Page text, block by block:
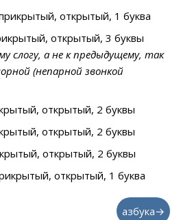
открытый, 1 буква
открытый, 3 буквы
слогу, а не к предыдущему, так
(непарной звонкой
открытый, 2 буквы
открытый, 2 буквы
открытый, 2 буквы
открытый, 1 буква
азбука→